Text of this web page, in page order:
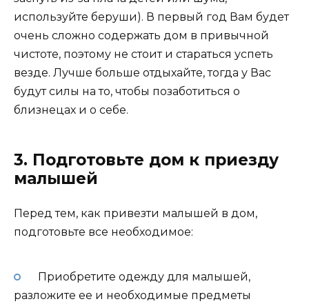
используйте беруши). В первый год Вам будет
очень сложно содержать дом в привычной
чистоте, поэтому не стоит и стараться успеть
везде. Лучше больше отдыхайте, тогда у Вас
будут силы на то, чтобы позаботиться о
близнецах и о себе.
3. Подготовьте дом к приезду
малышей
Перед тем, как привезти малышей в дом,
подготовьте все необходимое:
Приобретите одежду для малышей,
разложите ее и необходимые предметы